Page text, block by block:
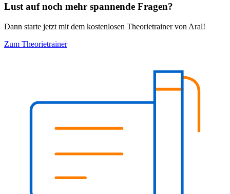
Lust auf noch mehr spannende Fragen?
Dann starte jetzt mit dem kostenlosen Theorietrainer von Aral!
Zum Theorietrainer